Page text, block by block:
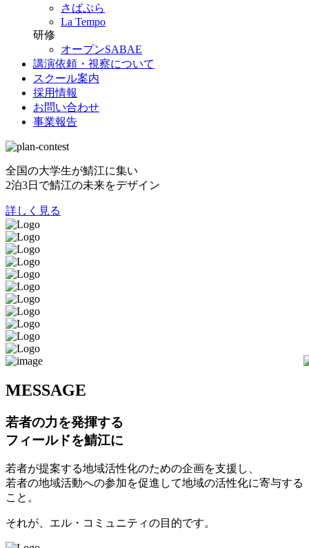
さばぷら
La Tempo
研修
オープンSABAE
講演依頼・視察について
スクール案内
採用情報
お問い合わせ
事業報告
全国の大学生が鯖江に集い
2泊3日で鯖江の未来をデザイン
詳しく見る
MESSAGE
若者の力を発揮する
フィールドを鯖江に
若者が提案する地域活性化のための企画を支援し、
若者の地域活動への参加を促進して地域の活性化に寄与する
こと。
それが、エル・コミュニティの目的です。